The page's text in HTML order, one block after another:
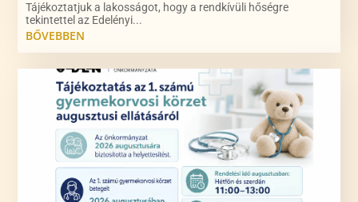
Tájékoztatjuk a lakosságot, hogy a rendkívüli hőségre
tekintettel az Edelényi...
BŐVEBBEN